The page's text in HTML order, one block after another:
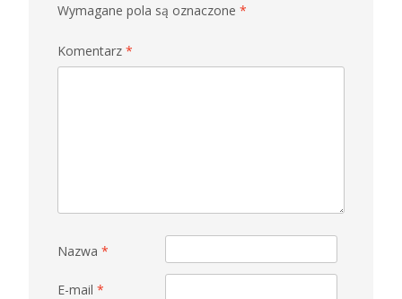
Wymagane pola są oznaczone *
Komentarz *
Nazwa *
E-mail *